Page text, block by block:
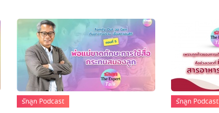
รักลูก Podcast รักลูก Podcast